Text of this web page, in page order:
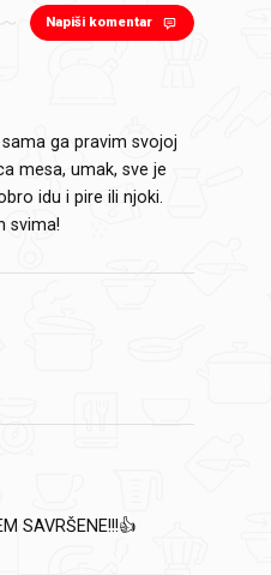
Napiši komentar
ga pravim svojoj
mesa, umak, sve je
idu i pire ili njoki.
svima!
SAVRŠENE!!!👍